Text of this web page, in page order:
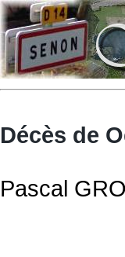
Décès de
Pascal